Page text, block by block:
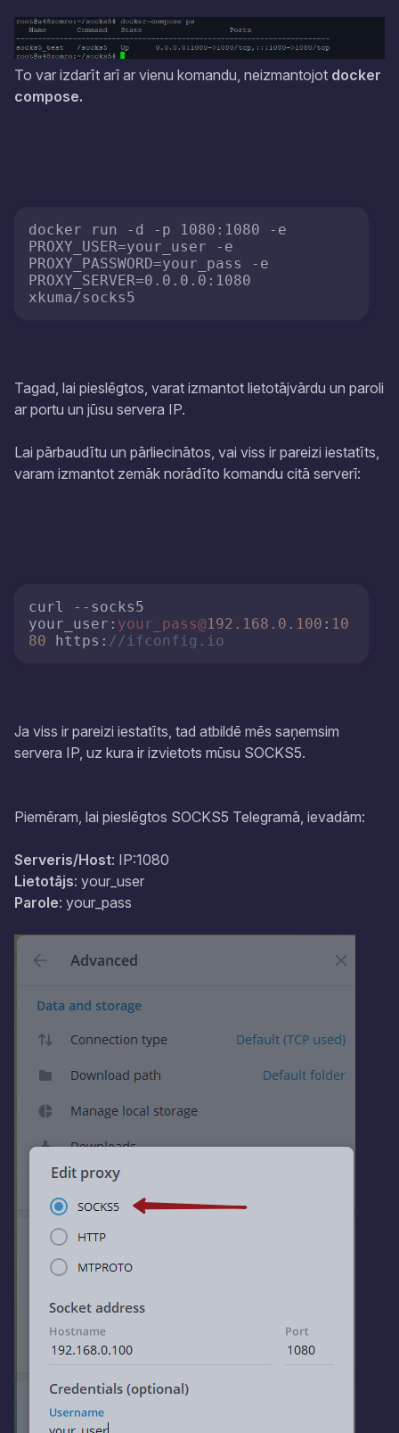
To var izdarīt arī ar vienu komandu, neizmantojot docker
compose.
docker run -d -p 1080:1080 -e
PROXY_USER=your_user -e
PROXY_PASSWORD=your_pass -e
PROXY_SERVER=0.0.0.0:1080
Tagad, lai pieslēgtos, varat izmantot lietotājvārdu un paroli
ar portu un jūsu servera IP.
Lai pārbaudītu un pārliecinātos, vai viss ir pareizi iestatīts,
varam izmantot zemāk norādīto komandu citā serverī:
curl --socks5
your_user: your_pass@192.168 .0 .100 : 10
80 https: //ifconfig.io
Ja viss ir pareizi iestatīts, tad atbildē mēs saņemsim
servera IP, uz kura ir izvietots mūsu SOCKS5.
Piemēram, lai pieslēgtos SOCKS5 Telegramā, ievadām:
Serveris/Host: IP:1080
Lietotājs: your_user
Parole: your_pass